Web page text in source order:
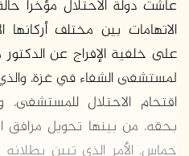
عاشت دولة الاحتلال مؤخرًا
الاتهامات بين مختلف أركانها
على خلفية الإفراج عن الدكتور
اقتحام الاحتلال للمستشفى،
بحقه، من بينها تحويل